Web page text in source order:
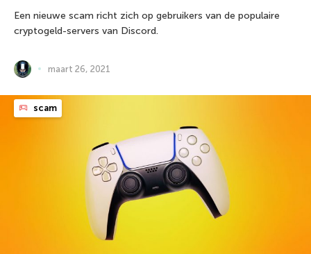
Een nieuwe scam richt zich op gebruikers van de populaire
cryptogeld-servers van Discord.
maart 26, 2021
scam